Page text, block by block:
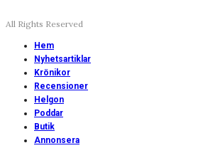
All Rights Reserved
Hem
Nyhetsartiklar
Krönikor
Recensioner
Helgon
Poddar
Butik
Annonsera